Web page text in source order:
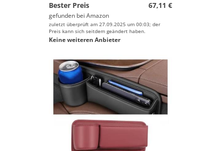
Bester Preis
67,11 €
gefunden bei Amazon
zuletzt überprüft am 27.09.2025 um 00:03; der
Preis kann sich seitdem geändert haben.
Keine weiteren Anbieter